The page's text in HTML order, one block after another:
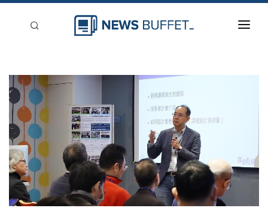
新聞稿分類
登入
刊登